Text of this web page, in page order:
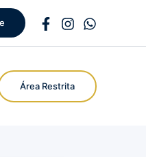
Área Restrita